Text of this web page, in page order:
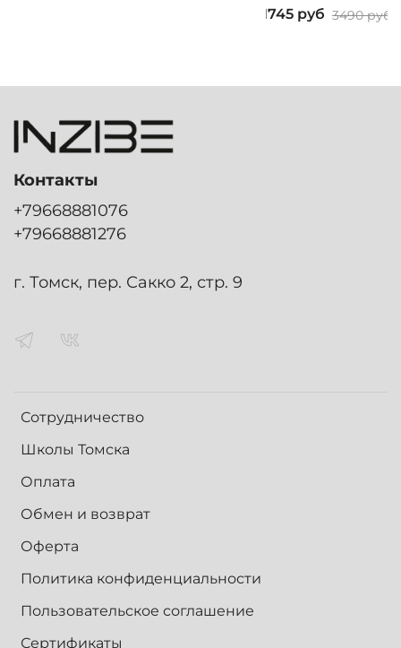
1745 руб 3490 руб
Сотрудничество
Школы Томска
Оплата
Обмен и возврат
Оферта
Политика конфиденциальности
Пользовательское соглашение
Сертификаты
Контакты
+79668881076
+79668881276
г. Томск, пер. Сакко 2, стр. 9